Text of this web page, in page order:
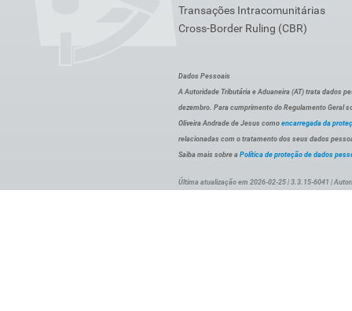
Transações Intracomunitárias
Cross-Border Ruling (CBR)
Dados Pessoais
A Autoridade Tributária e Aduaneira (AT) trata dados
dezembro. Para cumprimento do Regulamento Geral
Oliveira Andrade de Jesus como encarregada da
relacionadas com o tratamento dos seus dados
Saiba mais sobre a Política de proteção de dados
Última atualização em 2026-02-25 | 3.3.15-6041 |